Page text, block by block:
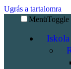
Ugrás a tartalomra
Menü
Iskola